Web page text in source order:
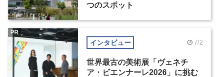
つのスポット
インタビュー 7/2
世界最古の美術展「ヴェネチ
ア・ビエンナーレ2026」に挑む
PR